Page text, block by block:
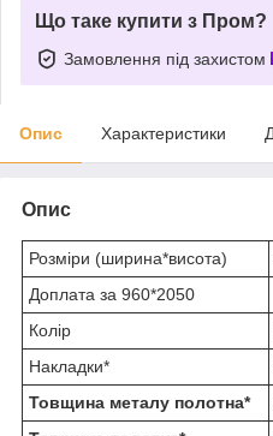
Що таке купити з Пром?
Замовлення під захистом
Опис Характеристики
Опис
Розміри (ширина*висота)
Доплата за 960*2050
Колір
Накладки*
Товщина металу полотна*